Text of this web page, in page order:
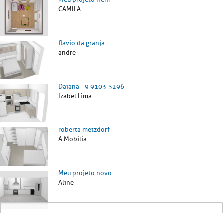
CAMILA
flavio da granja
andre
Daiana - 9 9103-5296
Izabel Lima
roberta metzdorf
A Mobilia
Meu projeto novo
Aline